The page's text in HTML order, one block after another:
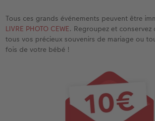
Tous ces grands événements peuvent être
LIVRE PHOTO CEWE. Regroupez et
tous vos précieux souvenirs de mariage ou
fois de votre bébé !